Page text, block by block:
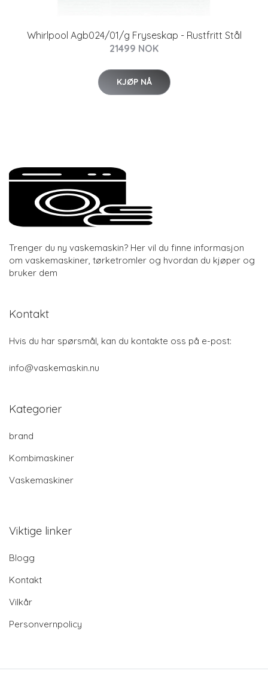
Whirlpool Agb024/01/g Fryseskap - Rustfritt Stål
21499 NOK
KJØP NÅ
Trenger du ny vaskemaskin? Her vil du finne informasjon
om vaskemaskiner, tørketromler og hvordan du kjøper og
bruker dem
Kontakt
Hvis du har spørsmål, kan du kontakte oss på e-post:
info@vaskemaskin.nu
Kategorier
brand
Kombimaskiner
Vaskemaskiner
Viktige linker
Blogg
Kontakt
Vilkår
Personvernpolicy